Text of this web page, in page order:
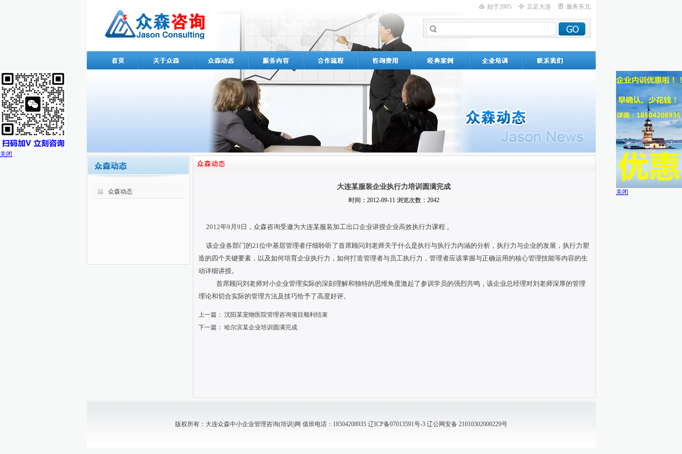
始于2005 立足大连 服务东北
众森动态
大连某服装企业执行力培训圆满完成
时间：2012-09-11 浏览次数：2042
2012年9月9日 ，众森咨询受邀为大连某服装加工出口企业讲授企业高效执行力课程 。
该企业各部门的21位中基层管理者仔细聆听了首席顾问刘老师关于什么是执行与执行力内涵的分析，执行力与企业的发展，执行力塑
造的四个关键要素，以及如何培育企业执行力，如何打造管理者与员工执行力，管理者应该掌握与正确运用的核心管理技能等内容的生
动详细讲授。
首席顾问刘老师对小企业管理实际的深刻理解和独特的思维角度激起了参训学员的强烈共鸣，该企业总经理对刘老师深厚的管理
理论和切合实际的管理方法及技巧给予了高度好评。
上一篇： 沈阳某宠物医院管理咨询项目顺利结束
下一篇： 哈尔滨某企业培训圆满完成
版权所有：大连众森中小企业管理咨询(培训)网 值班电话：18504208935 辽ICP备07013591号-3辽公网安备 21010302000229号
关闭
关闭